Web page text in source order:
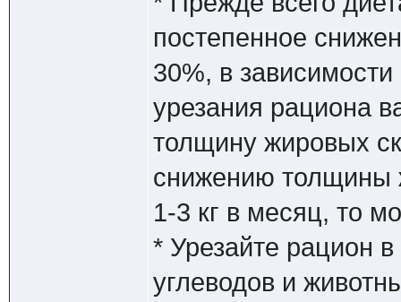
постепенное
30%, в
урезания рациона
толщину жировых
снижению толщины
1-3 кг в месяц, то
* Урезайте рацион
углеводов и